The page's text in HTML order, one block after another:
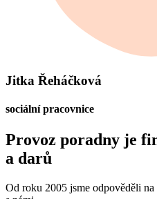
Jitka Řeháčková
sociální pracovnice
Provoz poradny je
a darů
Od roku 2005 jsme odpověděli